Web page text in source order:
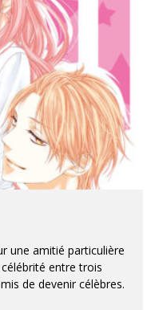
« MOFUSAND / Parler Japonais » – Des Expressions Pratiques !
« Dr Wertham / L’homme qui étudia les tueurs en série » - Un Métier à Risque !
Assassin's Creed Black Flag Resynced
« Le Vent dand les Saules » - Une Belle Histoire !
Yoshi and the mysterious book
une amitié particulière
entre trois
de devenir célèbres.